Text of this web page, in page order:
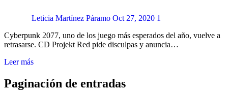
Leticia Martínez Páramo Oct 27, 2020 1
Cyberpunk 2077, uno de los juego más esperados del año, vuelve a
retrasarse. CD Projekt Red pide disculpas y anuncia…
Leer más
Paginación de entradas